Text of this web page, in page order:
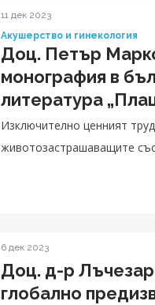
11 дек 2023
Акушерство и гинекология
Доц. Петър
монография в
литература
Изключително ценният
животозастрашаващите
6 дек 2023
Доц. д-р
глобално